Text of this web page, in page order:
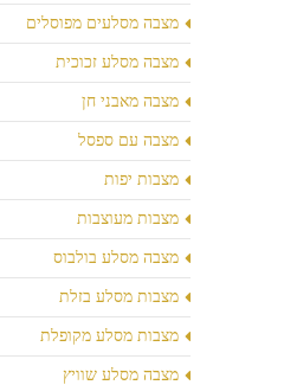
מצבה מסלעים מפוסלים
מצבה מסלע זכוכית
מצבה מאבני חן
מצבה עם ספסל
מצבות יפות
מצבות מעוצבות
מצבה מסלע בולבוס
מצבות מסלע בזלת
מצבות מסלע מקופלת
מצבה מסלע שוויץ